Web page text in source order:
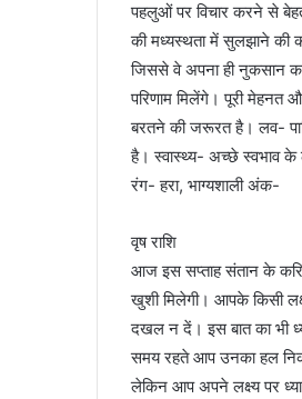
पहलुओं पर विचार करने से
की मध्यस्थता में सुलझाने की
जिससे वे अपना ही नुकसान कर
परिणाम मिलेंगे। पूरी मेहनत
बरतने की जरूरत है। लव-
है। स्वास्थ्य- अच्छे स्वभाव
रंग- हरा, भाग्यशाली अंक-
वृष राशि
आज इस सप्ताह संतान के
खुशी मिलेगी। आपके किसी
दखल न दें। इस बात का भी
समय रहते आप उनका हल
लेकिन आप अपने लक्ष्य पर